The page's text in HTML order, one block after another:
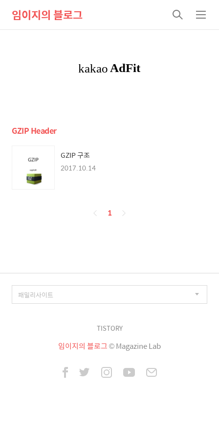
임이지의 블로그
검
색
메
뉴
GZIP Header
GZIP 구조
2017.10.14
페
1
TISTORY
임이지의 블로그© Magazine Lab